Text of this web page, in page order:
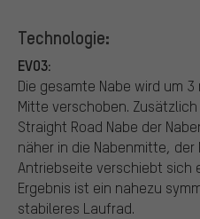
Technologie:
EVO3:
Die gesamte Nabe wird um
Mitte verschoben.
Straight Road Nabe der
näher in die Nabenmitte,
Antriebseite verschiebt sich
Ergebnis ist ein nahezu
stabileres Laufrad.